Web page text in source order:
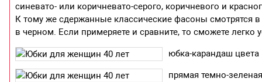
синевато- или коричневато-серого, коричневого и
К тому же сдержанные классические фасоны смотрятся
в черном. Если примеряете и сравните, то сможете легко
юбка-карандаш
прямая темно-